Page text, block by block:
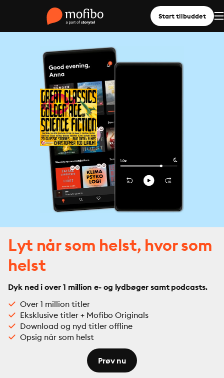
Start tilbuddet
Lyt når som helst, hvor som
helst
Dyk ned i over 1 million e- og lydbøger samt podcasts.
Over 1 million titler
Eksklusive titler + Mofibo Originals
Download og nyd titler offline
Opsig når som helst
Prøv nu